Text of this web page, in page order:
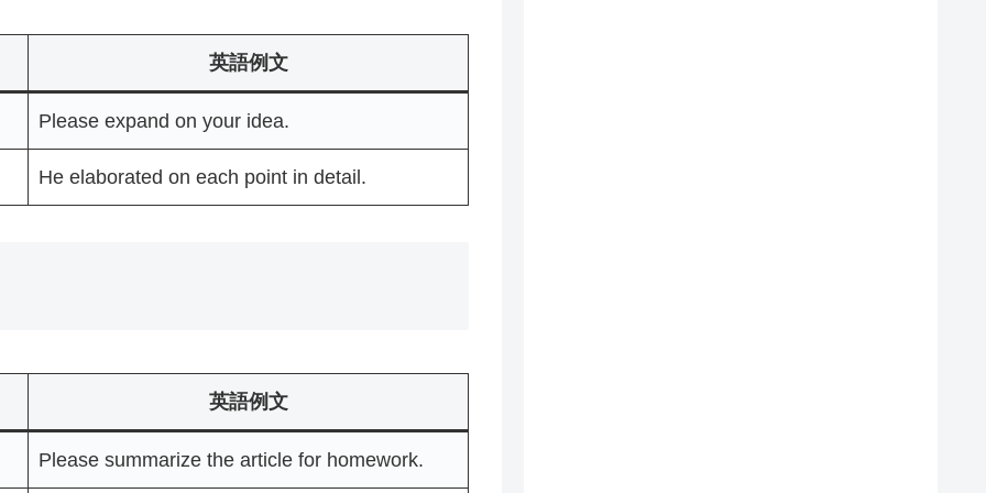
英語例文
Please expand on your idea.
He elaborated on each point in detail.
英語例文
Please summarize the article for homework.